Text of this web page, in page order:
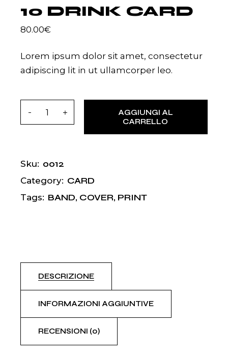
10 DRINK CARD
80.00€
Lorem ipsum dolor sit amet, consectetur
adipiscing lit in ut ullamcorper leo.
10 Drink Card quantity
AGGIUNGI AL
CARRELLO
Sku: 0012
Category: CARD
Tags: BAND, COVER, PRINT
DESCRIZIONE
INFORMAZIONI AGGIUNTIVE
RECENSIONI (0)